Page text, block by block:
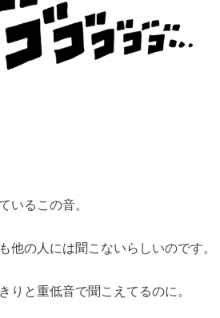
いるこの音。
他の人には聞こないらしいのです。
りと重低音で聞こえてるのに。